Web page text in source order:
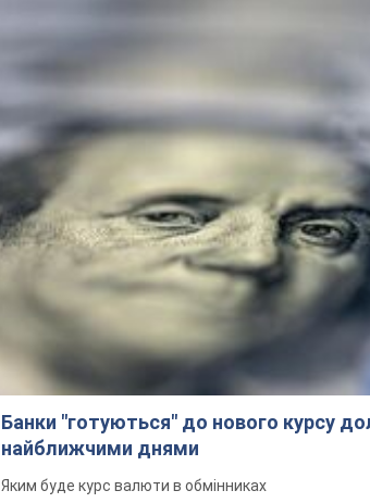
Банки "готуються" до нового курсу
найближчими днями
Яким буде курс валюти в обмінниках